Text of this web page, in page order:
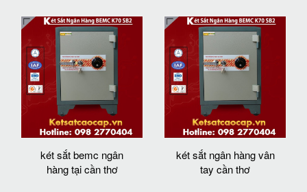
két sắt bemc ngân
hàng tại cần thơ
két sắt ngân hàng vân
tay cần thơ